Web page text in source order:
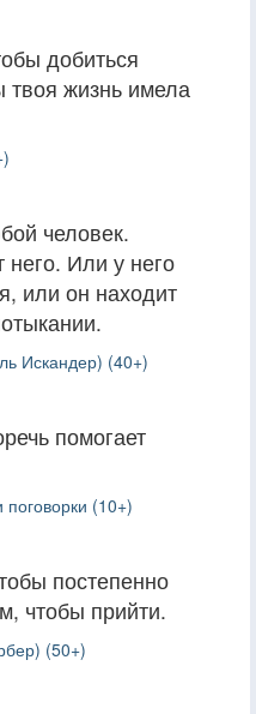
добиться
твоя жизнь имела
человек.
него. Или у него
или он находит
Искандер) (40+)
помогает
(10+)
постепенно
чтобы прийти.
(50+)